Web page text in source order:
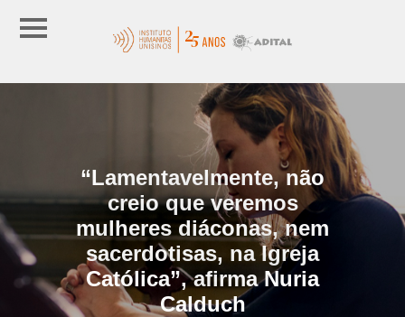
“Lamentavelmente, não
creio que veremos
mulheres diáconas, nem
sacerdotisas, na Igreja
Católica”, afirma Nuria
Calduch